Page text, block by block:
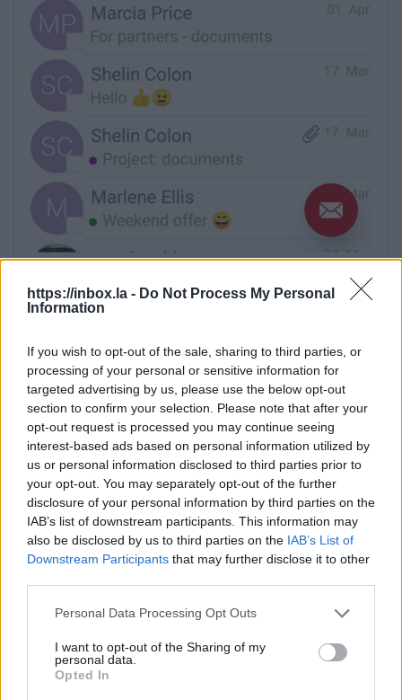
https://inbox.la - Do Not Process My Personal
Information
If you wish to opt-out of the sale, sharing to third parties, or
processing of your personal or sensitive information for
targeted advertising by us, please use the below opt-out
section to confirm your selection. Please note that after your
opt-out request is processed you may continue seeing
interest-based ads based on personal information utilized by
us or personal information disclosed to third parties prior to
your opt-out. You may separately opt-out of the further
disclosure of your personal information by third parties on the
IAB’s list of downstream participants. This information may
also be disclosed by us to third parties on the IAB’s List of
Downstream Participants that may further disclose it to other
Personal Data Processing Opt Outs
I want to opt-out of the Sharing of my
personal data.
Opted In